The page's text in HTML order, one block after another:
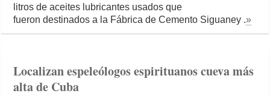
litros de aceites lubricantes usados que
fueron destinados a la Fábrica de Cemento Siguaney .»
Localizan espeleólogos espirituanos cueva más
alta de Cuba